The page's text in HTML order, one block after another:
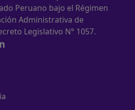
Peruano bajo el Régimen
Administrativa de
Legislativo N° 1057.